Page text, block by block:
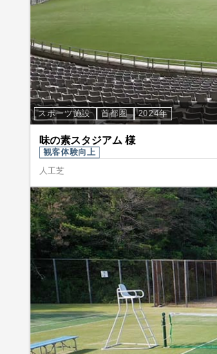
スポーツ施設 首都圏 2024年
味の素スタジアム 様
観客体験向上
人工芝